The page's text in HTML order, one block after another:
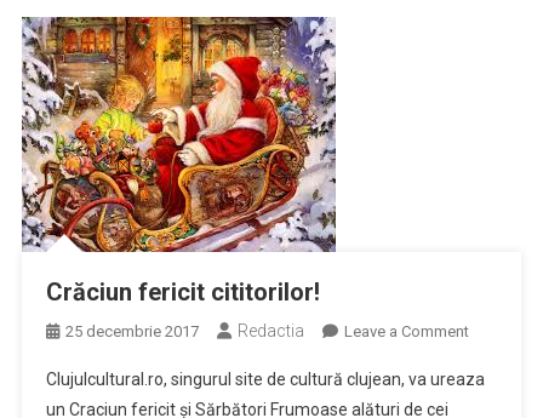
Crăciun fericit cititorilor!
25 decembrie 2017 Redactia Leave a Commenton
fericit
Clujulcultural.ro, singurul site de cultură clujean, va ureaza
un Craciun fericit și Sărbători Frumoase alături de cei